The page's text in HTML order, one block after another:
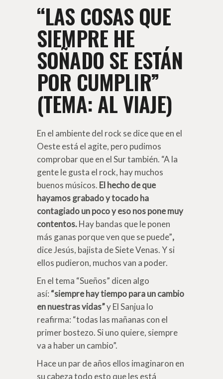
“LAS COSAS QUE
SIEMPRE HE
SOÑADO SE ESTÁN
POR CUMPLIR”
(TEMA: AL VIAJE)
En el ambiente del rock se dice que en el
Oeste está el agite, pero pudimos
comprobar que en el Sur también. “A la
gente le gusta el rock, hay muchos
buenos músicos. El hecho de que
hayamos grabado y tocado ha
contagiado un poco y eso nos pone muy
contentos.Hay bandas que le ponen
más ganas porque ven que se puede”,
dice Jesús, bajista de Siete Venas. Y si
ellos pudieron, muchos van a poder.
En el tema “Sueños” dicen algo
así: “siempre hay tiempo para un cambio
en nuestras vidas”y El Sanjua lo
reafirma: “todas las mañanas con el
primer bostezo. Si uno quiere, siempre
va a haber un cambio”.
Hace un par de años ellos imaginaron en
su cabeza todo esto que les está